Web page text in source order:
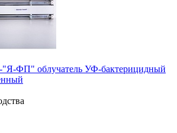
ФП" облучатель УФ-бактерицидный